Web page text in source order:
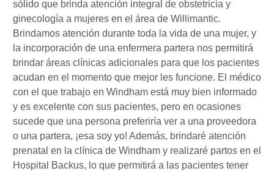
sólido que brinda atención integral de obstetricia y
ginecología a mujeres en el área de Willimantic.
Brindamos atención durante toda la vida de una mujer, y
la incorporación de una enfermera partera nos permitirá
brindar áreas clínicas adicionales para que los pacientes
acudan en el momento que mejor les funcione. El médico
con el que trabajo en Windham está muy bien informado
y es excelente con sus pacientes, pero en ocasiones
sucede que una persona preferiría ver a una proveedora
o una partera, ¡esa soy yo! Además, brindaré atención
prenatal en la clínica de Windham y realizaré partos en el
Hospital Backus, lo que permitirá a las pacientes tener